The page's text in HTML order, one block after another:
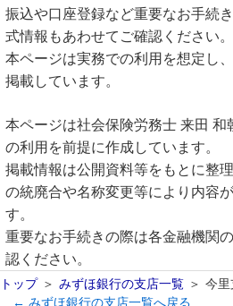
振込や口座登録など重要なお手続
式情報もあわせてご確認ください。
本ページは実務での利用を想定し
掲載しています。
本ページは社会保険労務士 来田
の利用を前提に作成しています。
掲載情報は公開資料等をもとに整
の統廃合や名称変更等により内容
す。
重要なお手続きの際は各金融機関
認ください。
トップ みずほ銀行の支店一覧
今里
← みずほ銀行の支店一覧へ戻る